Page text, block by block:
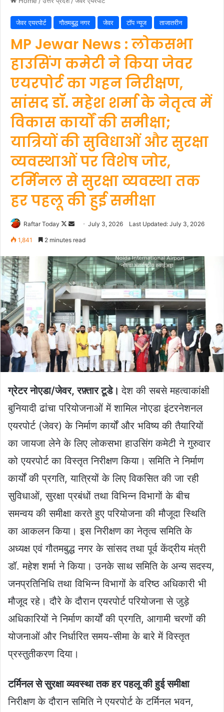
जेवर एयरपोर्ट गौतमबुद्ध नगर जेवर टॉप न्यूज ताजातरीन
MP Jewar News : लोकसभा
हाउसिंग कमेटी ने किया जेवर
एयरपोर्ट का गहन निरीक्षण,
सांसद डॉ. महेश शर्मा के नेतृत्व में
विकास कार्यों की समीक्षा;
यात्रियों की सुविधाओं और सुरक्षा
व्यवस्थाओं पर विशेष जोर,
टर्मिनल से सुरक्षा व्यवस्था तक
हर पहलू की हुई समीक्षा
Raftar Today
Follow
SendJuly 3, 2026 Last Updated: July 3, 2026
1,841 2 minutes read
ग्रेटर नोएडा/जेवर, रफ़्तार टूडे।देश की सबसे महत्वाकांक्षी
बुनियादी ढांचा परियोजनाओं में शामिल नोएडा इंटरनेशनल
एयरपोर्ट (जेवर) के निर्माण कार्यों और भविष्य की तैयारियों
का जायजा लेने के लिए लोकसभा हाउसिंग कमेटी ने गुरुवार
को एयरपोर्ट का विस्तृत निरीक्षण किया। समिति ने निर्माण
कार्यों की प्रगति, यात्रियों के लिए विकसित की जा रही
सुविधाओं, सुरक्षा प्रबंधों तथा विभिन्न विभागों के बीच
समन्वय की समीक्षा करते हुए परियोजना की मौजूदा स्थिति
का आकलन किया। इस निरीक्षण का नेतृत्व समिति के
अध्यक्ष एवं गौतमबुद्ध नगर के सांसद तथा पूर्व केंद्रीय मंत्री
डॉ. महेश शर्मा ने किया। उनके साथ समिति के अन्य सदस्य,
जनप्रतिनिधि तथा विभिन्न विभागों के वरिष्ठ अधिकारी भी
मौजूद रहे। दौरे के दौरान एयरपोर्ट परियोजना से जुड़े
अधिकारियों ने निर्माण कार्यों की प्रगति, आगामी चरणों की
योजनाओं और निर्धारित समय-सीमा के बारे में विस्तृत
प्रस्तुतीकरण दिया।
टर्मिनल से सुरक्षा व्यवस्था तक हर पहलू की हुई समीक्षा
निरीक्षण के दौरान समिति ने एयरपोर्ट के टर्मिनल भवन,